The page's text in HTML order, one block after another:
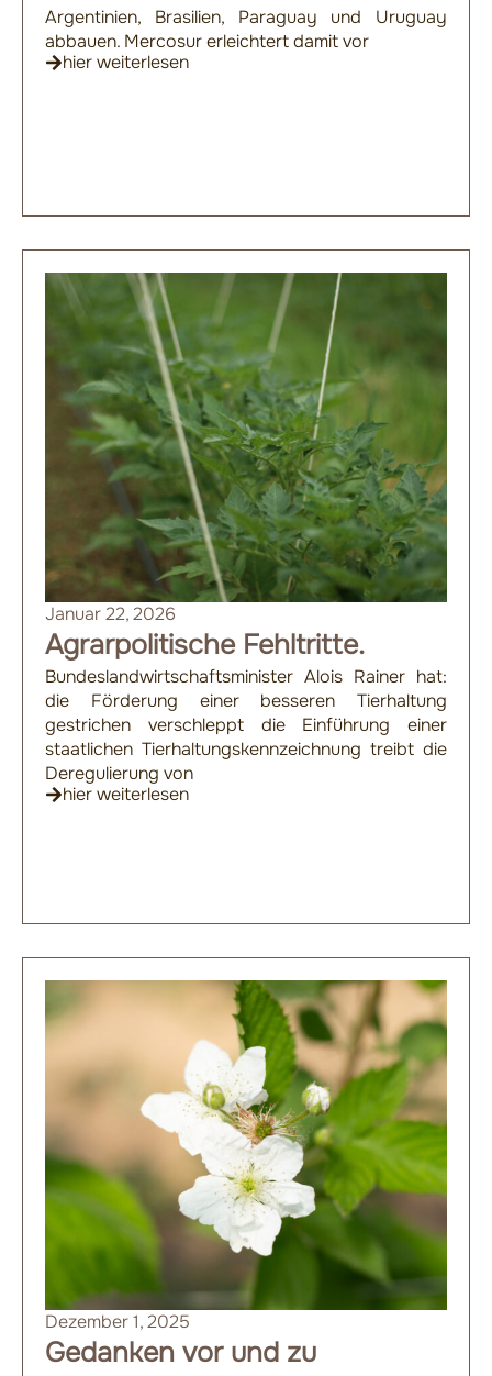
Argentinien, Brasilien, Paraguay und Uruguay
abbauen. Mercosur erleichtert damit vor
hier weiterlesen
Januar 22, 2026
Agrarpolitische Fehltritte.
Bundeslandwirtschaftsminister Alois Rainer hat:
die Förderung einer besseren Tierhaltung
gestrichen verschleppt die Einführung einer
staatlichen Tierhaltungskennzeichnung treibt die
Deregulierung von
hier weiterlesen
Dezember 1, 2025
Gedanken vor und zu